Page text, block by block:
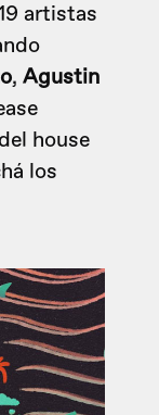
artistas
, Agustin
house
los